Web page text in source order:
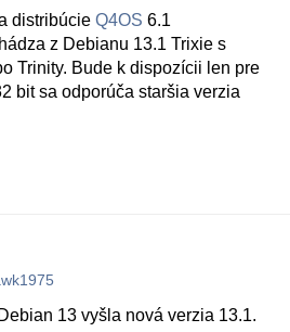
distribúcie Q4OS 6.1
z Debianu 13.1 Trixie s
Trinity. Bude k dispozícii len pre
bit sa odporúča staršia verzia
13 vyšla nová verzia 13.1.